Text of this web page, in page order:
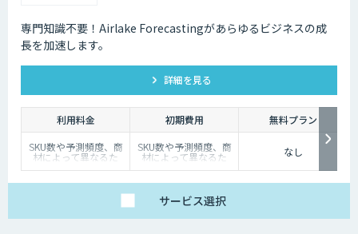
専門知識不要！Airlake Forecastingがあらゆるビジネスの成
長を加速します。
詳細を見る
利用料金 初期費用
無料プラン
SKU数や予測頻度、商
材によって異なるた
め、
SKU数や予測頻度、商
材によって異なるた
め、
なし
サービス選択